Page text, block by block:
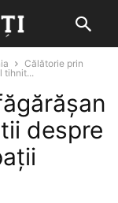
Călătorie prin
tihnit...
despre